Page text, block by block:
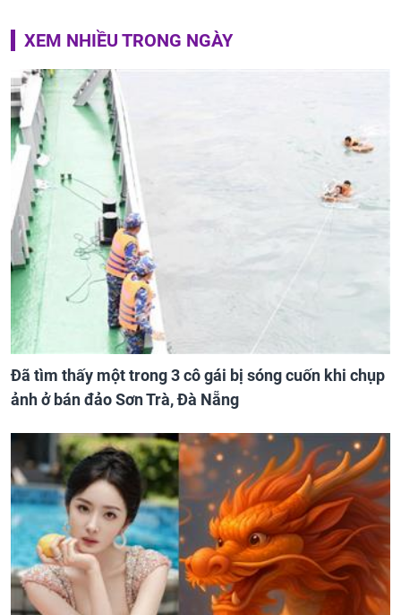
XEM NHIỀU TRONG NGÀY
Đã tìm thấy một trong 3 cô gái bị sóng cuốn khi chụp
ảnh ở bán đảo Sơn Trà, Đà Nẵng